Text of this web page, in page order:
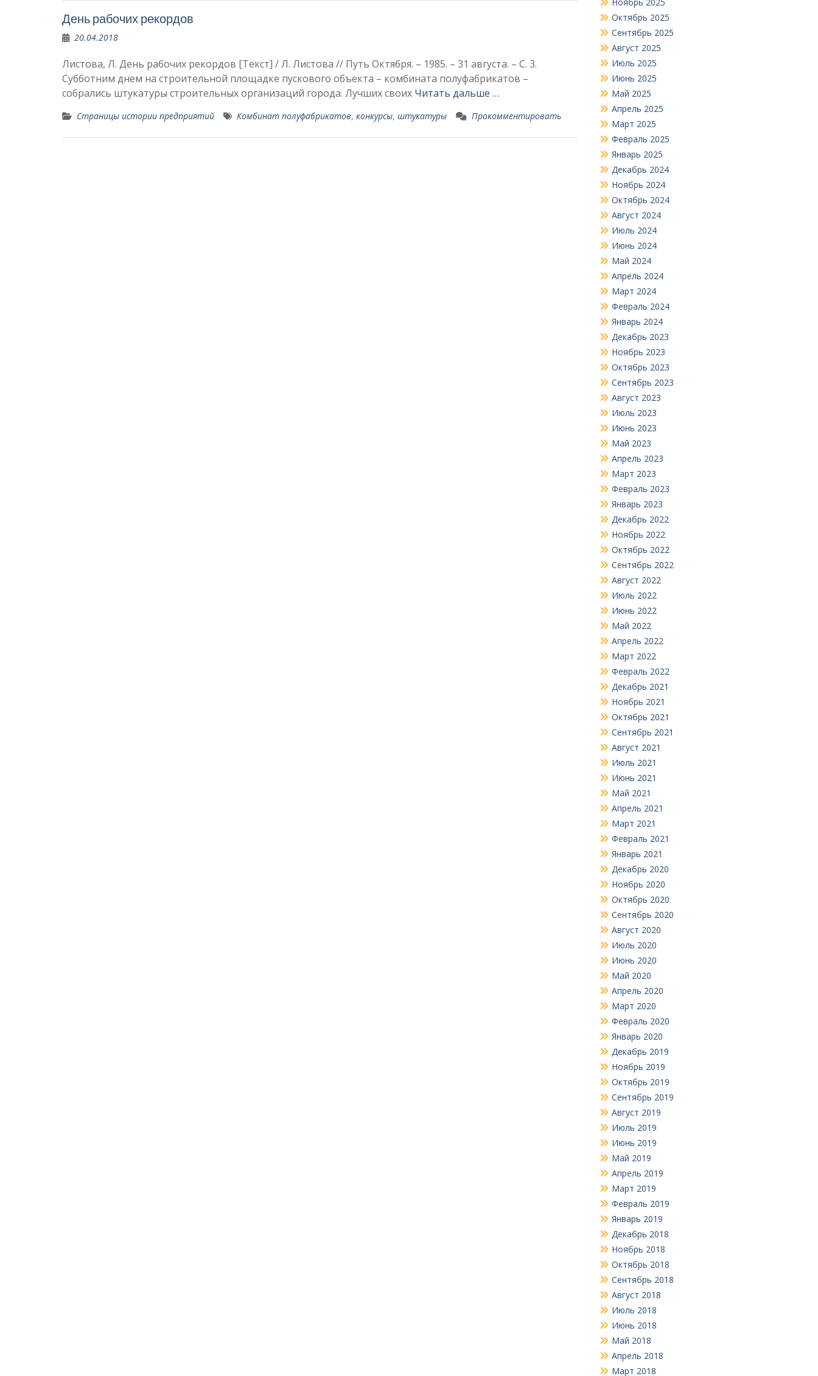
День рабочих рекордов
20.04.2018
Листова, Л. День рабочих рекордов [Текст] / Л. Листова // Путь Октября. – 1985. – 31 августа. – С. 3.
Субботним днем на строительной площадке пускового объекта – комбината полуфабрикатов –
собрались штукатуры строительных организаций города. Лучших своих Читать дальше …
Страницы истории предприятий Комбинат полуфабрикатов, конкурсы, штукатуры Прокомментировать
Октябрь 2025
Сентябрь 2025
Август 2025
Июль 2025
Июнь 2025
Май 2025
Апрель 2025
Март 2025
Февраль 2025
Январь 2025
Декабрь 2024
Ноябрь 2024
Октябрь 2024
Август 2024
Июль 2024
Июнь 2024
Май 2024
Апрель 2024
Март 2024
Февраль 2024
Январь 2024
Декабрь 2023
Ноябрь 2023
Октябрь 2023
Сентябрь 2023
Август 2023
Июль 2023
Июнь 2023
Май 2023
Апрель 2023
Март 2023
Февраль 2023
Январь 2023
Декабрь 2022
Ноябрь 2022
Октябрь 2022
Сентябрь 2022
Август 2022
Июль 2022
Июнь 2022
Май 2022
Апрель 2022
Март 2022
Февраль 2022
Декабрь 2021
Ноябрь 2021
Октябрь 2021
Сентябрь 2021
Август 2021
Июль 2021
Июнь 2021
Май 2021
Апрель 2021
Март 2021
Февраль 2021
Январь 2021
Декабрь 2020
Ноябрь 2020
Октябрь 2020
Сентябрь 2020
Август 2020
Июль 2020
Июнь 2020
Май 2020
Апрель 2020
Март 2020
Февраль 2020
Январь 2020
Декабрь 2019
Ноябрь 2019
Октябрь 2019
Сентябрь 2019
Август 2019
Июль 2019
Июнь 2019
Май 2019
Апрель 2019
Март 2019
Февраль 2019
Январь 2019
Декабрь 2018
Ноябрь 2018
Октябрь 2018
Сентябрь 2018
Август 2018
Июль 2018
Июнь 2018
Май 2018
Апрель 2018
Март 2018